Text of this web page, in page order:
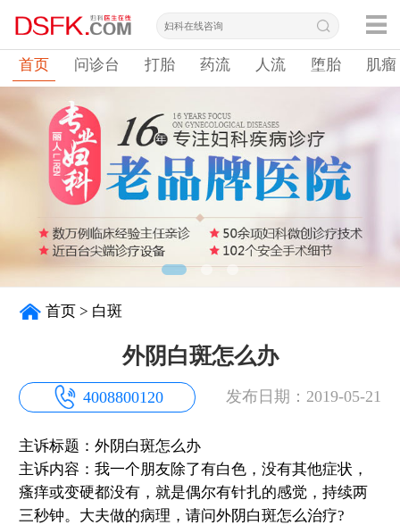
首页 问诊台 打胎 药流 人流 堕胎 肌瘤
首页 > 白斑
外阴白斑怎么办
4008800120 发布日期：2019-05-21
主诉标题：外阴白斑怎么办
主诉内容：我一个朋友除了有白色，没有其他症状，
瘙痒或变硬都没有，就是偶尔有针扎的感觉，持续两
三秒钟。大夫做的病理，请问外阴白斑怎么治疗?